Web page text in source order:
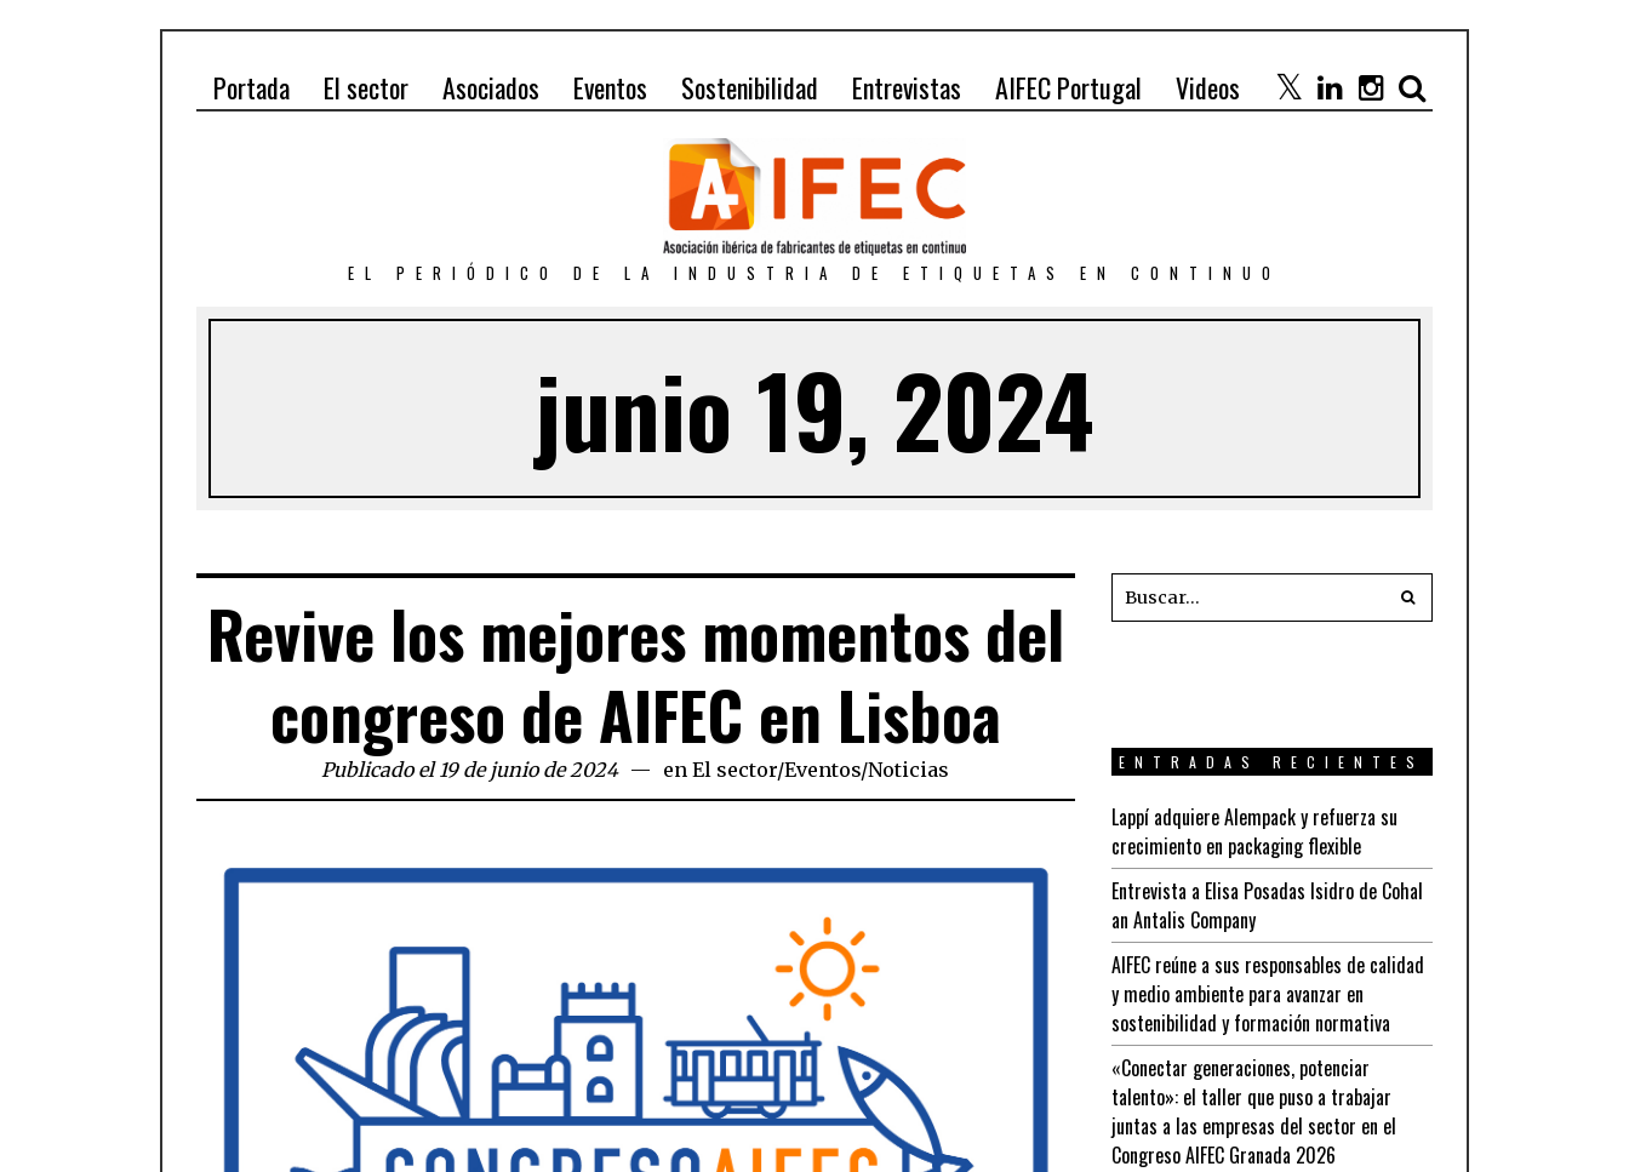
Portada El sector Asociados Eventos Sostenibilidad Entrevistas AIFEC Portugal Videos
EL PERIÓDICO DE LA INDUSTRIA DE ETIQUETAS EN CONTINUO
junio 19, 2024
Revive los mejores momentos del
congreso de AIFEC en Lisboa
Publicado el 19 de junio de 2024 enEl sector/Eventos/Noticias ENTRADAS RECIENTES
Lappí adquiere Alempack y refuerza su
crecimiento en packaging flexible
Entrevista a Elisa Posadas Isidro de Cohal
an Antalis Company
AIFEC reúne a sus responsables de calidad
y medio ambiente para avanzar en
sostenibilidad y formación normativa
«Conectar generaciones, potenciar
talento»: el taller que puso a trabajar
juntas a las empresas del sector en el
Congreso AIFEC Granada 2026